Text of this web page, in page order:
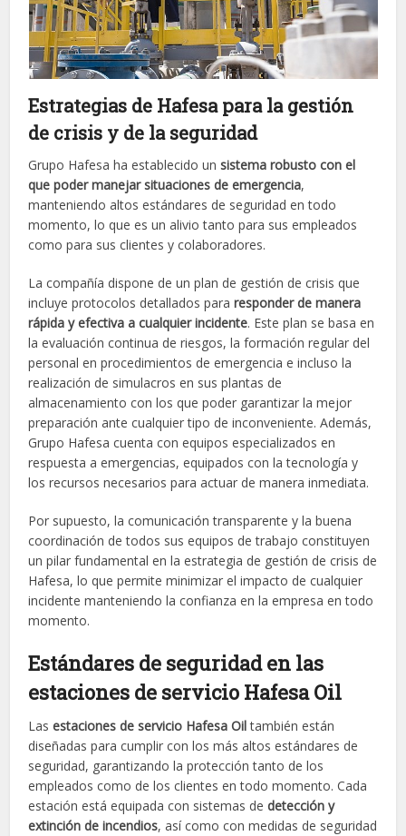
Estrategias de Hafesa para la gestión
de crisis y de la seguridad
Grupo Hafesa ha establecido un sistema robusto con el
que poder manejar situaciones de emergencia,
manteniendo altos estándares de seguridad en todo
momento, lo que es un alivio tanto para sus empleados
como para sus clientes y colaboradores.
La compañía dispone de un plan de gestión de crisis que
incluye protocolos detallados pararesponder de manera
rápida y efectiva a cualquier incidente. Este plan se basa en
la evaluación continua de riesgos, la formación regular del
personal en procedimientos de emergencia e incluso la
realización de simulacros en sus plantas de
almacenamiento con los que poder garantizar la mejor
preparación ante cualquier tipo de inconveniente. Además,
Grupo Hafesa cuenta con equipos especializados en
respuesta a emergencias, equipados con la tecnología y
los recursos necesarios para actuar de manera inmediata.
Por supuesto, la comunicación transparente y la buena
coordinación de todos sus equipos de trabajo constituyen
un pilar fundamental en la estrategia de gestión de crisis de
Hafesa, lo que permite minimizar el impacto de cualquier
incidente manteniendo la confianza en la empresa en todo
momento.
Estándares de seguridad en las
estaciones de servicio Hafesa Oil
Lasestaciones de servicio Hafesa Oiltambién están
diseñadas para cumplir con los más altos estándares de
seguridad, garantizando la protección tanto de los
empleados como de los clientes en todo momento. Cada
estación está equipada con sistemas dedetección y
extinción de incendios, así como con medidas de seguridad